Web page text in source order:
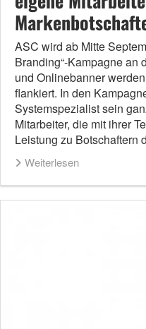
ASC wird ab Mitte
Branding“-Kampagne an
und Onlinebanner
flankiert. In den
Systemspezialist sein
Mitarbeiter, die mit ihrer
Leistung zu Botschaftern
Weiterlesen